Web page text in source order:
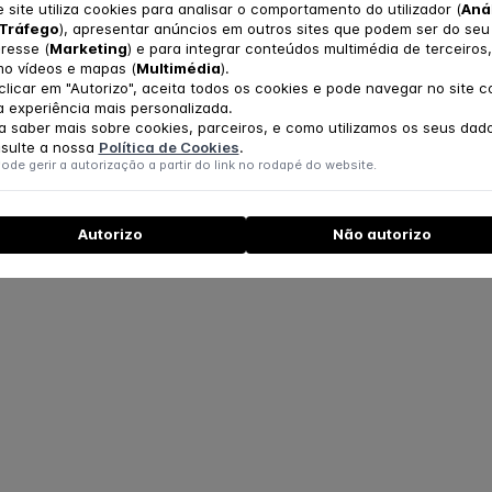
site utiliza cookies para analisar o comportamento do utilizador (
), apresentar anúncios em outros sites que podem ser do seu
(Marketing) e para integrar conteúdos multimédia de terceiros,
vídeos e mapas (Multimédia).
em "Autorizo", aceita todos os cookies e pode navegar no site
experiência mais personalizada.
saber mais sobre cookies, parceiros, e como utilizamos os seus
a nossa Política de Cookies.
gerir a autorização a partir do link no rodapé do website.
Autorizo Não autorizo
https://www.uc.pt/cuidarsaudemental/
quem gosta!